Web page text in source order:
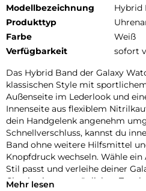
Modellbezeichnung
Hybrid
Produkttyp
Farbe
Weiß
Verfügbarkeit
sofort
Das Hybrid Band der Galaxy
klassischen Style mit
Außenseite im Lederlook und
Innenseite aus flexiblem
dein Handgelenk angenehm
Schnellverschluss, kannst du
Band ohne weitere Hilfsmittel
Knopfdruck wechseln. Wähle
Stil passt und verleihe deiner
Classic einen persönlichen Touch.
Mehr lesen